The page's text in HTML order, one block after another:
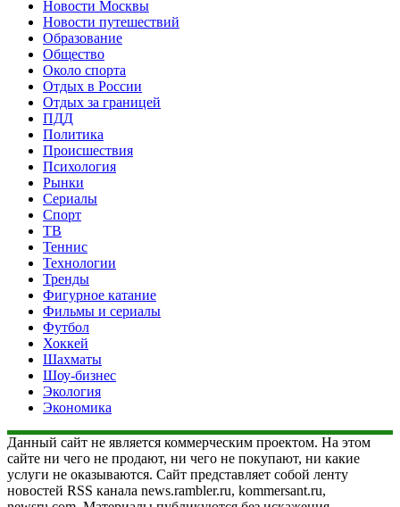
Новости Москвы
Новости путешествий
Образование
Общество
Около спорта
Отдых в России
Отдых за границей
ПДД
Политика
Происшествия
Психология
Рынки
Сериалы
Спорт
ТВ
Теннис
Технологии
Тренды
Фигурное катание
Фильмы и сериалы
Футбол
Хоккей
Шахматы
Шоу-бизнес
Экология
Экономика
Данный сайт не является коммерческим проектом. На этом
сайте ни чего не продают, ни чего не покупают, ни какие
услуги не оказываются. Сайт представляет собой ленту
новостей RSS канала news.rambler.ru, kommersant.ru,